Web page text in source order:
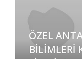
ÖZEL
BİLİMLERİ